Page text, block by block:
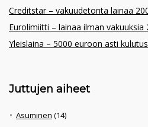
Creditstar – vakuudetonta lainaa
Eurolimiitti – lainaa ilman vakuuksia
Yleislaina – 5000 euroon asti
Juttujen aiheet
Asuminen (14)